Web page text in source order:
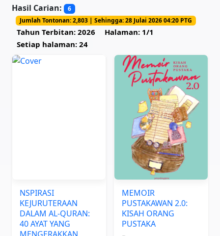
Hasil Carian:
6
Jumlah Tontonan: 2,803 | Sehingga: 28 Julai 2026 04:20 PTG
Tahun Terbitan: 2026
Halaman: 1/1
Setiap halaman: 24
NSPIRASI
KEJURUTERAAN
DALAM AL-QURAN:
40 AYAT YANG
MEMOIR
PUSTAKAWAN 2.0:
KISAH ORANG
PUSTAKA